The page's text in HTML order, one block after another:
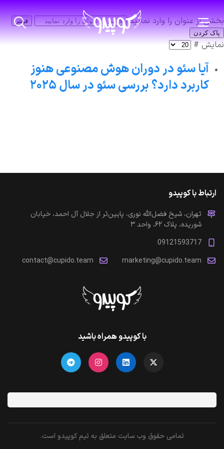
بخشی از عنوان را وارد نمایید
فیلتر
پاک کردن
نمایش #
آیا سئو در دوران هوش مصنوعی هنوز
کاربرد دارد؟ بررسی سئو در سال ۲۰۲۵
ارتباط با کوپیدو
تهران، شیخ فضل‌الله نوری، پایین‌تر از جلال آل احمد، خیابان
شوریده، پلاک ۶۲، واحد ۳
09121593717
marketing@cupido.team
contact@cupido.team
با کوپیدو همراه باشید
تمامی حقوق وب سایت متعلق به تیم کوپیدو است.